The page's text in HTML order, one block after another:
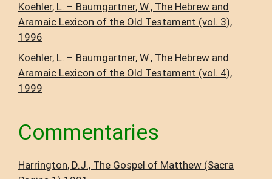
Koehler, L. – Baumgartner, W., The Hebrew and
Aramaic Lexicon of the Old Testament (vol. 3),
1996
Koehler, L. – Baumgartner, W., The Hebrew and
Aramaic Lexicon of the Old Testament (vol. 4),
1999
Commentaries
Harrington, D.J., The Gospel of Matthew (Sacra